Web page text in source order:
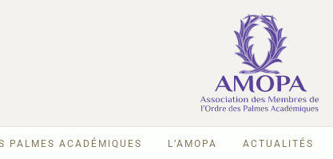
PALMES ACADÉMIQUES L’AMOPA ACTUALITÉS